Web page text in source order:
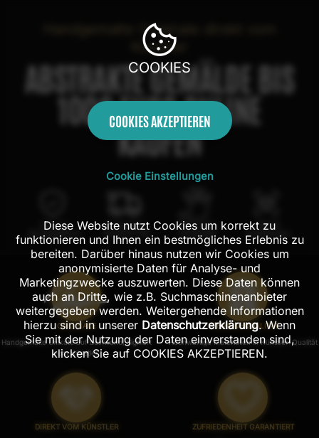
Handgemalte Originale direkt vom
Künstler
ABSTRAKTE GEMÄLDE BIS
1000 EURO ONLINE
KAUFEN
100 Tage
Rückgaberecht
Kostenloser
Versand in DE
100% echte
Handarbeit
Mit AR
Probehängen
ORIGINALE
Handgemalte Unikate auf Leinwand, Signiert
vom Künstler.
PREMIUM-QUALITÄT
Hochwertige Materialien in Künstler-Qualität
DIREKT VOM KÜNSTLER
ZUFRIEDENHEIT GARANTIERT
COOKIES
COOKIES AKZEPTIEREN
Cookie Einstellungen
Diese Website nutzt Cookies um korrekt zu
funktionieren und Ihnen ein bestmögliches Erlebnis zu
bereiten. Darüber hinaus nutzen wir Cookies um
anonymisierte Daten für Analyse- und
Marketingzwecke auszuwerten. Diese Daten können
auch an Dritte, wie z.B. Suchmaschinenanbieter
weitergegeben werden. Weitergehende Informationen
hierzu sind in unserer Datenschutzerklärung. Wenn
Sie mit der Nutzung der Daten einverstanden sind,
klicken Sie auf COOKIES AKZEPTIEREN.